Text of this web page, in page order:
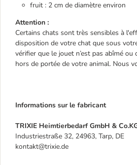
fruit : 2 cm de diamètre environ
Attention :
Certains chats sont très sensibles à
disposition de votre chat que sous
vérifier que le jouet n’est pas abîmé
hors de portée de votre animal. Nous
Informations sur le fabricant
TRIXIE Heimtierbedarf GmbH &
Industriestraße 32, 24963, Tarp, DE
kontakt@trixie.de